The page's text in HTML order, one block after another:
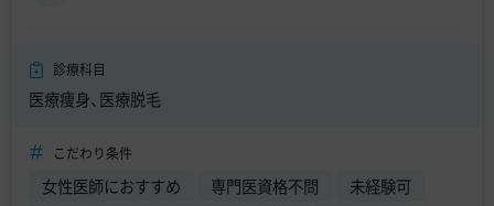
診療科目
医療痩身、医療脱毛
こだわり条件
女性医師におすすめ 専門医資格不問
未経験可